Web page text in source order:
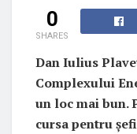
0
SHARES
Dan Iulius
Complexului
un loc mai bun.
cursa pentru